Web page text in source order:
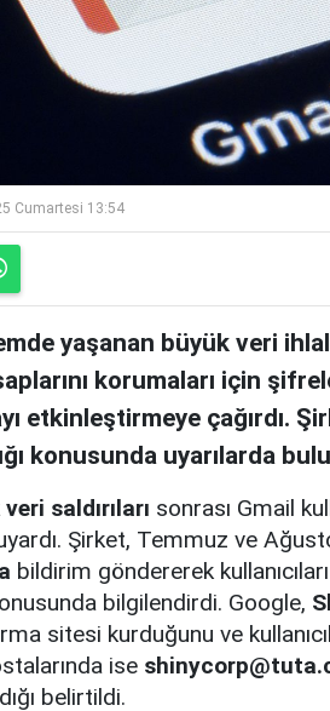
Cumartesi 13:54
yaşanan büyük veri
korumaları için
etkinleştirmeye çağırdı.
konusunda uyarılarda
saldırıları sonrası Gmail
Şirket, Temmuz ve
bildirim göndererek kullanıcıları
bilgilendirdi. Google,
sitesi kurduğunu ve
ise
belirtildi.